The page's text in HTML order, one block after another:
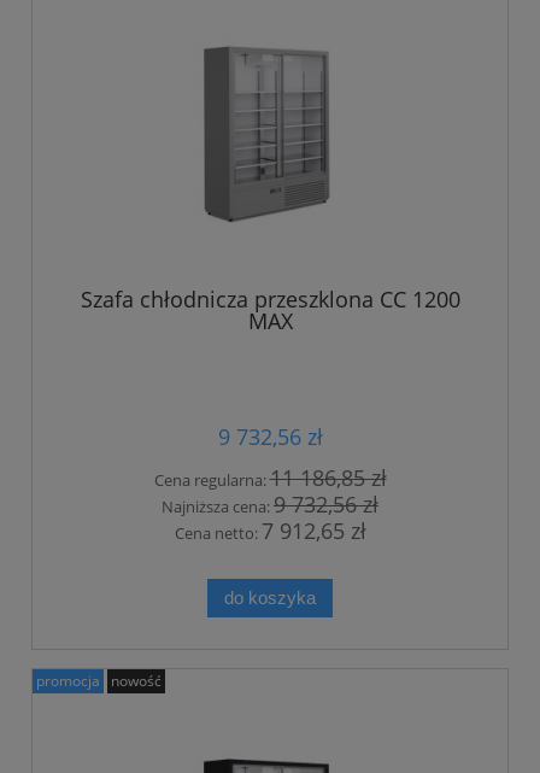
Szafa chłodnicza przeszklona CC 1200
MAX
9 732,56 zł
Cena regularna:11 186,85 zł
Najniższa cena:9 732,56 zł
Cena netto: 7 912,65 zł
do koszyka
promocja nowość